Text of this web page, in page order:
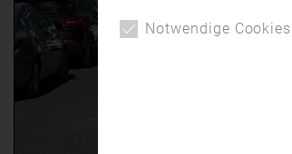
Notwendige Cookies